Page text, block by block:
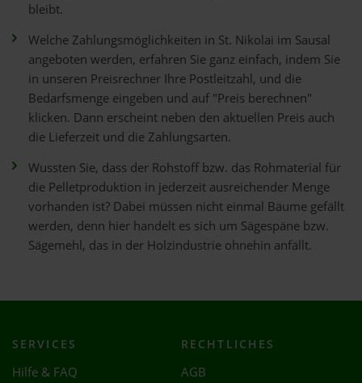
bleibt.
Welche Zahlungsmöglichkeiten in St. Nikolai im Sausal
angeboten werden, erfahren Sie ganz einfach, indem Sie
in unseren Preisrechner Ihre Postleitzahl, und die
Bedarfsmenge eingeben und auf "Preis berechnen"
klicken. Dann erscheint neben den aktuellen Preis auch
die Lieferzeit und die Zahlungsarten.
Wussten Sie, dass der Rohstoff bzw. das Rohmaterial für
die Pelletproduktion in jederzeit ausreichender Menge
vorhanden ist? Dabei müssen nicht einmal Bäume gefällt
werden, denn hier handelt es sich um Sägespäne bzw.
Sägemehl, das in der Holzindustrie ohnehin anfällt.
SERVICES
Hilfe & FAQ
RECHTLICHES
AGB